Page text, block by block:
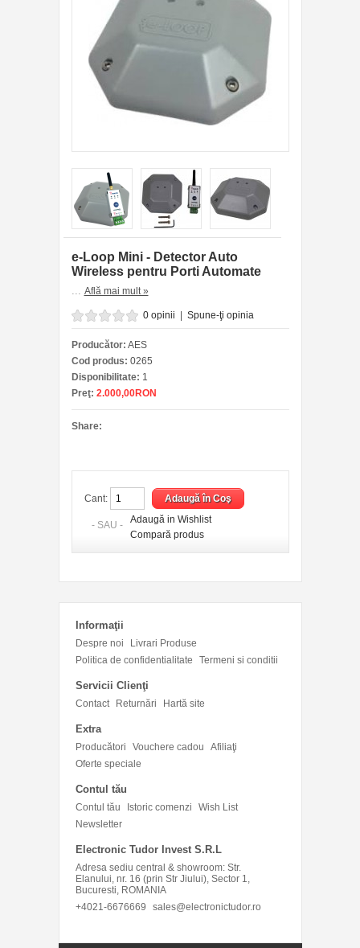
e-Loop Mini - Detector Auto
Wireless pentru Porti Automate
... Află mai mult »
0 opinii Spune-ţi opinia
Producător: AES
Cod produs: 0265
Disponibilitate: 1
Preţ: 2.000,00RON
Share:
Cant:
- SAU - Adaugă in Wishlist
Compară produs
Informaţii
Despre noi
Livrari Produse
Politica de confidentialitate
Termeni si conditii
Servicii Clienţi
Contact Returnări Hartă site
Extra
Producători Vouchere cadou
Afiliaţi
Oferte speciale
Contul tău
Contul tău Istoric comenzi
Wish List
Newsletter
Electronic Tudor Invest S.R.L
Adresa sediu central & showroom: Str.
Elanului, nr. 16 (prin Str Jiului), Sector 1,
Bucuresti, ROMANIA
+4021-6676669
sales@electronictudor.ro